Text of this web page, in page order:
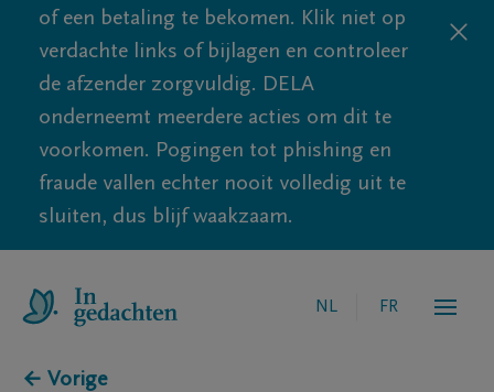
of een betaling te bekomen. Klik niet op
verdachte links of bijlagen en controleer
de afzender zorgvuldig. DELA
onderneemt meerdere acties om dit te
voorkomen. Pogingen tot phishing en
fraude vallen echter nooit volledig uit te
sluiten, dus blijf waakzaam.
NL FR
← Vorige